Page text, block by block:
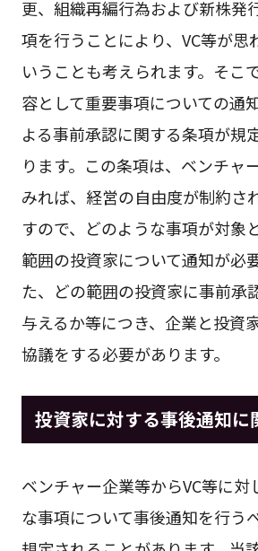
更、組織再編行為および新株発
項を行うことにより、VC等が思
いうことも考えられます。そこ
容として重要事項についての通
よる事前承認に関する条項が規
ります。この条項は、ベンチャ
みれば、経営の自由度が制約さ
すので、どのような事項が対象
範囲の投資家について通知が必
た、どの範囲の投資家に事前承
与えるか等につき、企業と投資
協議をする必要があります。
投資家に対する事後通知に
ベンチャー企業等からVC等に対
な事項について事後通知を行う